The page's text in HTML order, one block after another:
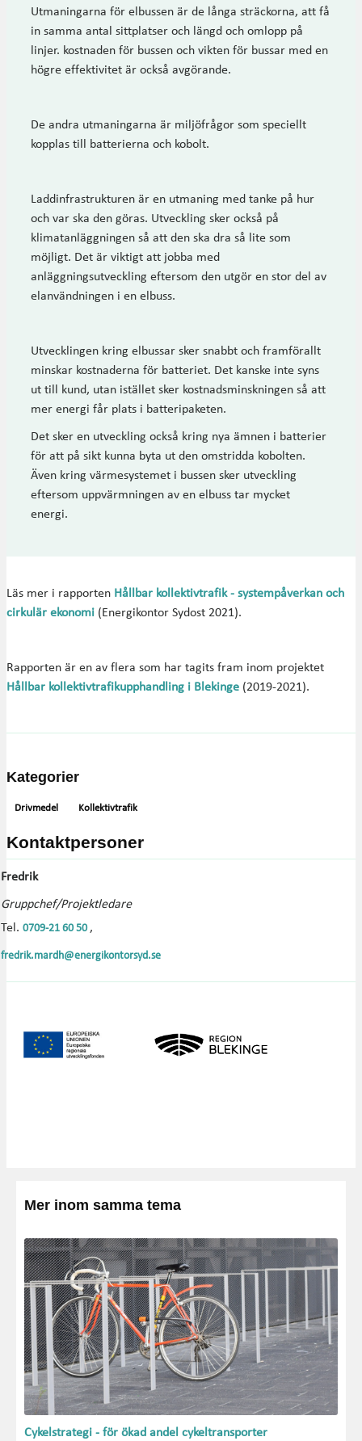
Utmaningarna för elbussen är de långa sträckorna, att få
in samma antal sittplatser och längd och omlopp på
linjer. kostnaden för bussen och vikten för bussar med en
högre effektivitet är också avgörande.
De andra utmaningarna är miljöfrågor som speciellt
kopplas till batterierna och kobolt.
Laddinfrastrukturen är en utmaning med tanke på hur
och var ska den göras. Utveckling sker också på
klimatanläggningen så att den ska dra så lite som
möjligt. Det är viktigt att jobba med
anläggningsutveckling eftersom den utgör en stor del av
elanvändningen i en elbuss.
Utvecklingen kring elbussar sker snabbt och framförallt
minskar kostnaderna för batteriet. Det kanske inte syns
ut till kund, utan istället sker kostnadsminskningen så att
mer energi får plats i batteripaketen.
Det sker en utveckling också kring nya ämnen i batterier
för att på sikt kunna byta ut den omstridda kobolten.
Även kring värmesystemet i bussen sker utveckling
eftersom uppvärmningen av en elbuss tar mycket
energi.
Läs mer i rapporten Hållbar kollektivtrafik - systempåverkan och
cirkulär ekonomi (Energikontor Sydost 2021).
Rapporten är en av flera som har tagits fram inom projektet
Hållbar kollektivtrafikupphandling i Blekinge (2019-2021).
Kategorier
Drivmedel Kollektivtrafik
Kontaktpersoner
Fredrik
Gruppchef/Projektledare
Tel. 0709-21 60 50 ,
fredrik.mardh@energikontorsyd.se
Mer inom samma tema
Cykelstrategi - för ökad andel cykeltransporter